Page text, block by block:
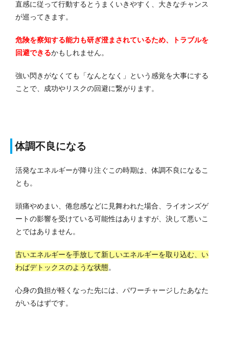
直感に従って行動するとうまくいきやすく、大きなチャンス
が巡ってきます。
危険を察知する能力も研ぎ澄まされているため、トラブルを
回避できるかもしれません。
強い閃きがなくても「なんとなく」という感覚を大事にする
ことで、成功やリスクの回避に繋がります。
体調不良になる
活発なエネルギーが降り注ぐこの時期は、体調不良になるこ
とも。
頭痛やめまい、倦怠感などに見舞われた場合、ライオンズゲ
ートの影響を受けている可能性はありますが、決して悪いこ
とではありません。
古いエネルギーを手放して新しいエネルギーを取り込む、い
わばデトックスのような状態。
心身の負担が軽くなった先には、パワーチャージしたあなた
がいるはずです。